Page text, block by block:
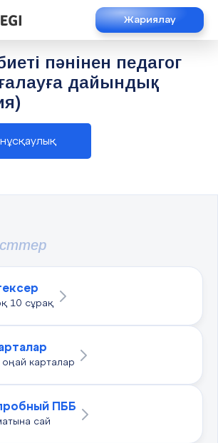
Жариялау
пәнінен педагог
дайындық
10 сұрақ
оңай карталар
ПББ
сай